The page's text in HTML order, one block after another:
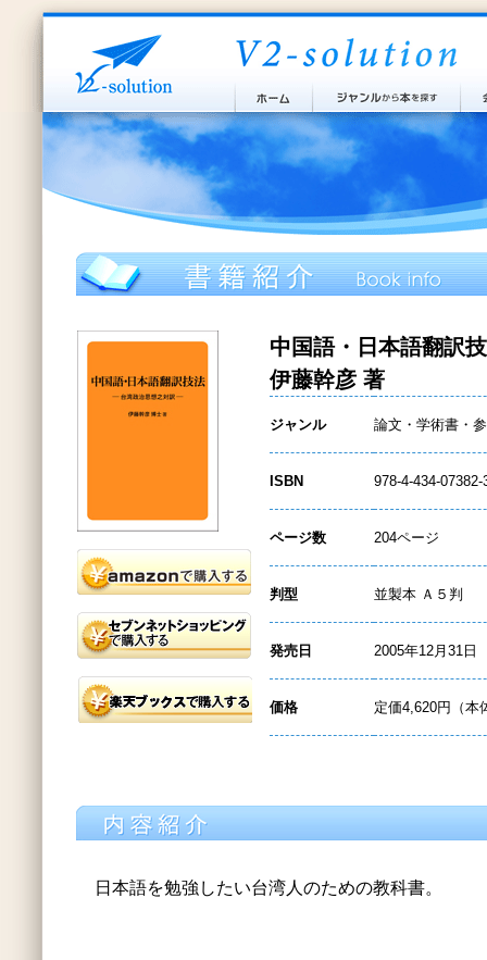
中国語・日本語翻訳
伊藤幹彦 著
ジャンル 論文・学術書・
ISBN 978-4-434-07382-
ページ数 204ページ
判型 並製本 Ａ５判
発売日 2005年12月31日
価格 定価4,620円（本
日本語を勉強したい台湾人のための教科書。